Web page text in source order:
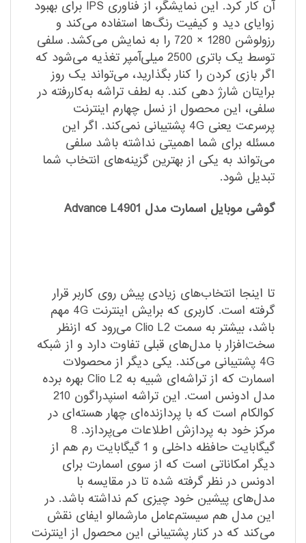
آن کار کرد. این نمایشگر، از فناوری IPS برای بهبود
زوایای دید و کیفیت رنگ‌ها استفاده می‌کند و
رزولوشن 1280 × 720 را به نمایش می‌کشد. سلفی
توسط یک باتری 2500 میلی‌آمپر تغذیه می‌شود که
اگر بازی کردن را کنار بگذارید، می‌تواند یک روز
برایتان شارژ دهی کند. به لطف تراشه به‌کاررفته در
سلفی، این محصول از نسل چهارم اینترنت
پرسرعت یعنی 4G پشتیبانی نمی‌کند. اگر این
مسئله برای شما اهمیتی نداشته باشد سلفی
می‌تواند به یکی از بهترین گزینه‌های انتخاب شما
تبدیل شود.
گوشی موبایل اسمارت مدل Advance L4901
تا اینجا انتخاب‌های زیادی پیش روی کاربر قرار
گرفته است. کاربری که برایش اینترنت 4G مهم
باشد، بیشتر به سمت Clio L2 می‌رود که ازنظر
سخت‌افزار با مدل‌های قبلی تفاوت دارد و از شبکه
4G پشتیبانی می‌کند. یکی دیگر از محصولات
اسمارت که از تراشه‌ای شبیه به Clio L2 بهره برده
مدل ادونس است. این تراشه اسنپدراگون 210
کوالکام است که با پردازنده‌ای چهار هسته‌ای در
مرکز خود به پردازش اطلاعات می‌پردازد. 8
گیگابایت حافظه داخلی و 1 گیگابایت رم هم از
دیگر امکاناتی است که از سوی اسمارت برای
ادونس در نظر گرفته شده تا در مقایسه با
مدل‌های پیشین خود چیزی کم نداشته باشد. در
این مدل هم سیستم‌عامل مارشمالو ایفای نقش
می‌کند که در کنار پشتیبانی این محصول از اینترنت